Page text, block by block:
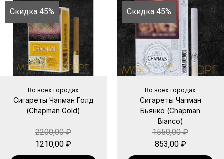
Скидка 45%
Во всех городах
Сигареты Чапман Голд
(Chapman Gold)
2200,00₽
1210,00 ₽
Скидка 45%
Во всех городах
Сигареты Чапман
Бьянко (Chapman
Bianco)
1550,00₽
853,00 ₽